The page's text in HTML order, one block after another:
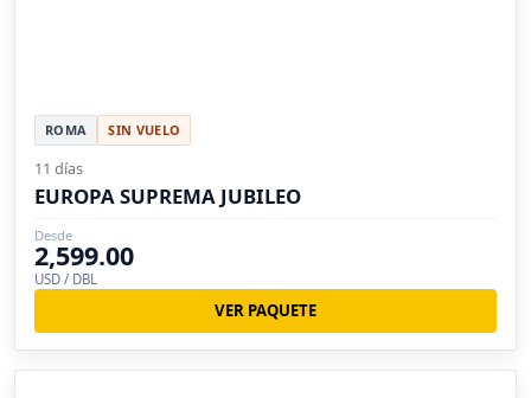
ROMA SIN VUELO
11 días
EUROPA SUPREMA JUBILEO
Desde
2,599.00
USD / DBL
VER PAQUETE